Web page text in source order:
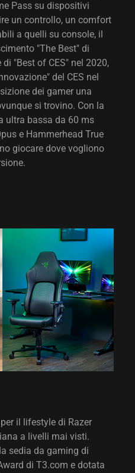
Pass su dispositivi
un controllo, un comfort
a quelli su console, il
"The Best" di
"Best of CES" nel 2020,
del CES nel
dei gamer una
si trovino. Con la
ultra bassa da 60 ms
e Hammerhead True
giocare dove vogliono
il lifestyle di Razer
a livelli mai visti.
sedia da gaming di
di T3.com e dotata